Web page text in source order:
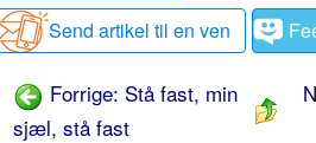
Send artikel til en ven
Forrige: Stå fast, min
sjæl, stå fast